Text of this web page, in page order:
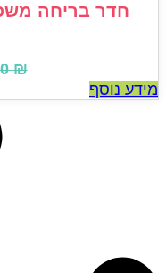
חדר בריחה
₪
נוסף